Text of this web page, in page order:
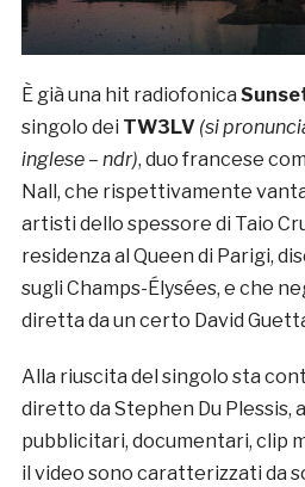
È già una hit radiofonica
singolo dei TW3LV (si
inglese – ndr), duo francese
Nall, che rispettivamente
artisti dello spessore di Taio
residenza al Queen di Parigi,
sugli Champs-Élysées, e che
diretta da un certo David
Alla riuscita del singolo sta
diretto da Stephen Du Plessis,
pubblicitari, documentari, clip
il video sono caratterizzati da